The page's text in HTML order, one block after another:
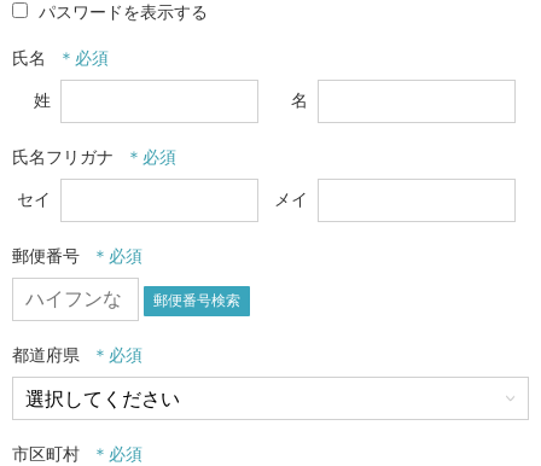
パスワードを表示する
氏名
姓 名
氏名フリガナ
セイ メイ
郵便番号
郵便番号検索
都道府県
市区町村